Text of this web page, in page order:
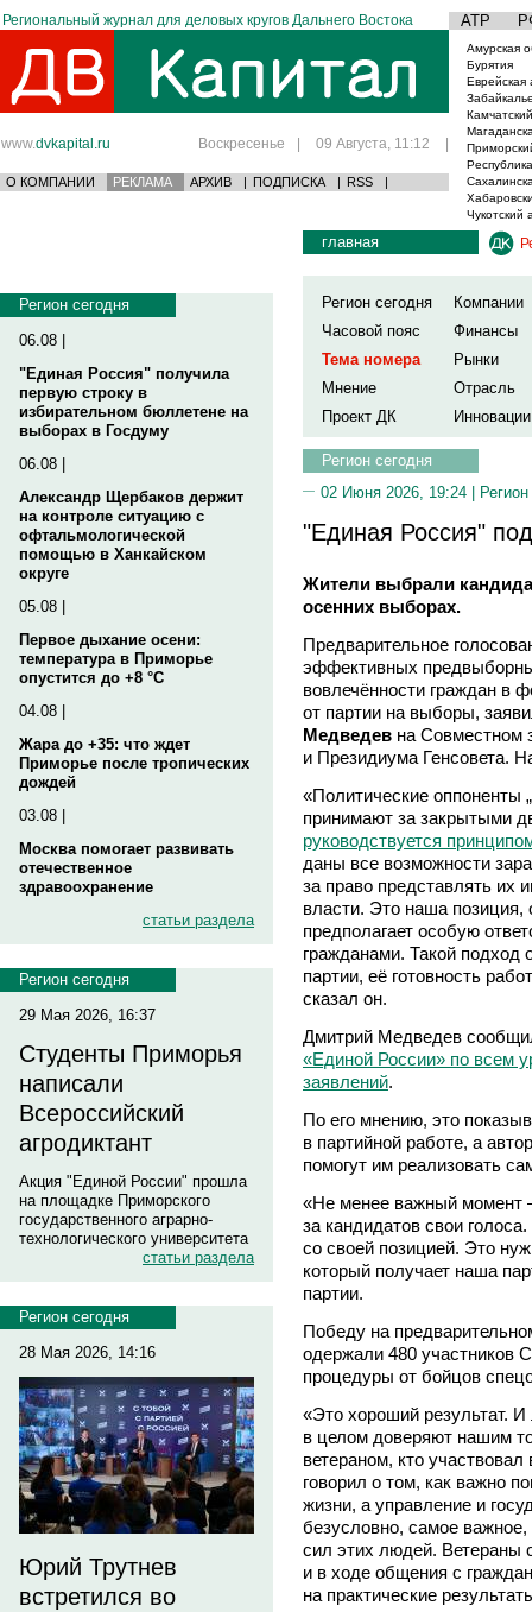
Региональный журнал для деловых кругов Дальнего Востока АТР
www.dvkapital.ru Воскресенье | 09 Августа, 11:12 |
О КОМПАНИИ РЕКЛАМА АРХИВ | ПОДПИСКА | RSS |
Амурская
Бурятия
Еврейская
Чукотский
Регион сегодня
06.08 |
"Единая Россия" получила
первую строку в
избирательном бюллетене на
выборах в Госдуму
06.08 |
Александр Щербаков держит
на контроле ситуацию с
офтальмологической
помощью в Ханкайском
округе
05.08 |
Первое дыхание осени:
температура в Приморье
опустится до +8 °C
04.08 |
Жара до +35: что ждет
Приморье после тропических
дождей
03.08 |
Москва помогает развивать
отечественное
здравоохранение
статьи раздела
Регион сегодня
29 Мая 2026, 16:37
Студенты Приморья
написали
Всероссийский
агродиктант
Акция "Единой России" прошла
на площадке Приморского
государственного аграрно-
технологического университета
статьи раздела
Регион сегодня
28 Мая 2026, 14:16
Юрий Трутнев
встретился во
главная
Регион сегодня
Компании
Часовой пояс
Финансы
Тема номера
Рынки
Мнение
Отрасль
Проект ДК
Инновации
Регион сегодня
02 Июня 2026, 19:24 |
"Единая Россия"
Жители выбрали
осенних выборах.
Предварительное
эффективных
вовлечённости граждан в
от партии на выборы,
Медведев на Совместном
и Президиума Генсовета.
«Политические оппоненты
принимают за закрытыми
руководствуется
даны все возможности
за право представлять их
власти. Это наша
предполагает особую
гражданами. Такой подход
партии, её готовность
сказал он.
Дмитрий Медведев
«Единой России» по всем
заявлений.
По его мнению, это
в партийной работе, а
помогут им реализовать
«Не менее важный момент
за кандидатов свои
со своей позицией. Это
который получает наша
партии.
Победу на
одержали 480 участников
процедуры от бойцов
«Это хороший результат.
в целом доверяют нашим
ветераном, кто
говорил о том, как важно
жизни, а управление и
безусловно, самое
сил этих людей. Ветераны
и в ходе общения с
на практические